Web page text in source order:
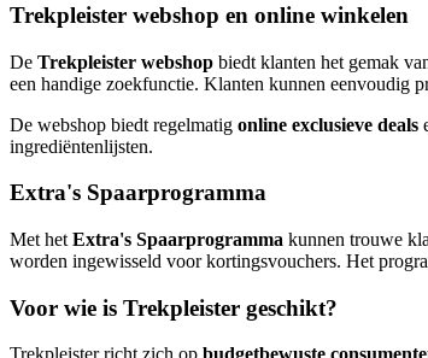
Trekpleister webshop en online winkelen
De Trekpleister webshop biedt klanten het gemak
een handige zoekfunctie. Klanten kunnen eenvoudig
De webshop biedt regelmatig online exclusieve deals
ingrediëntenlijsten.
Extra's Spaarprogramma
Met het Extra's Spaarprogramma kunnen trouwe
worden ingewisseld voor kortingsvouchers. Het
Voor wie is Trekpleister geschikt?